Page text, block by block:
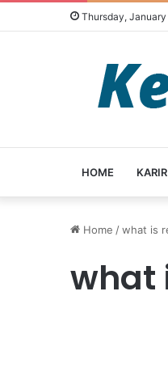
Thursday,
HOME KARIR
Home /what is
what